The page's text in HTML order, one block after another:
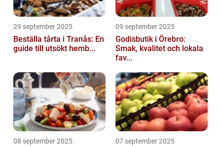
29 september 2025
Beställa tårta i Tranås: En
guide till utsökt hemb...
09 september 2025
Godisbutik i Örebro:
Smak, kvalitet och lokala
fav...
08 september 2025 07 september 2025